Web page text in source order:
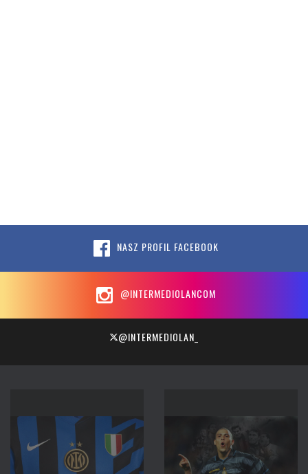
NASZ PROFIL FACEBOOK
@INTERMEDIOLANCOM
@INTERMEDIOLAN_